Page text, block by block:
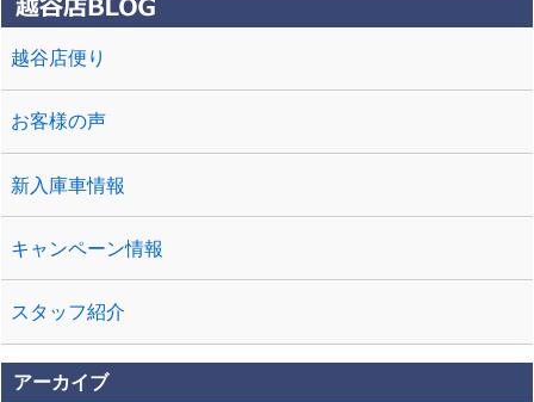
越谷店便り
お客様の声
新入庫車情報
キャンペーン情報
スタッフ紹介
アーカイブ